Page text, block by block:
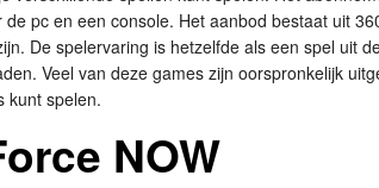
de pc en een console. Het aanbod bestaat uit
De spelervaring is hetzelfde als een spel uit
Veel van deze games zijn oorspronkelijk
kunt spelen.
NOW